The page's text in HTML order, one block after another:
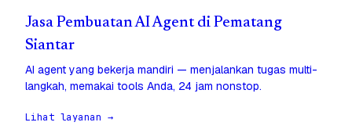
Jasa Pembuatan AI Agent di Pematang
Siantar
AI agent yang bekerja mandiri — menjalankan tugas multi-
langkah, memakai tools Anda, 24 jam nonstop.
Lihat layanan →